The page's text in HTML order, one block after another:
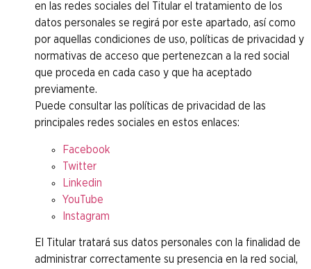
en las redes sociales del Titular el tratamiento de los
datos personales se regirá por este apartado, así como
por aquellas condiciones de uso, políticas de privacidad y
normativas de acceso que pertenezcan a la red social
que proceda en cada caso y que ha aceptado
previamente.
Puede consultar las políticas de privacidad de las
principales redes sociales en estos enlaces:
Facebook
Twitter
Linkedin
YouTube
Instagram
El Titular tratará sus datos personales con la finalidad de
administrar correctamente su presencia en la red social,